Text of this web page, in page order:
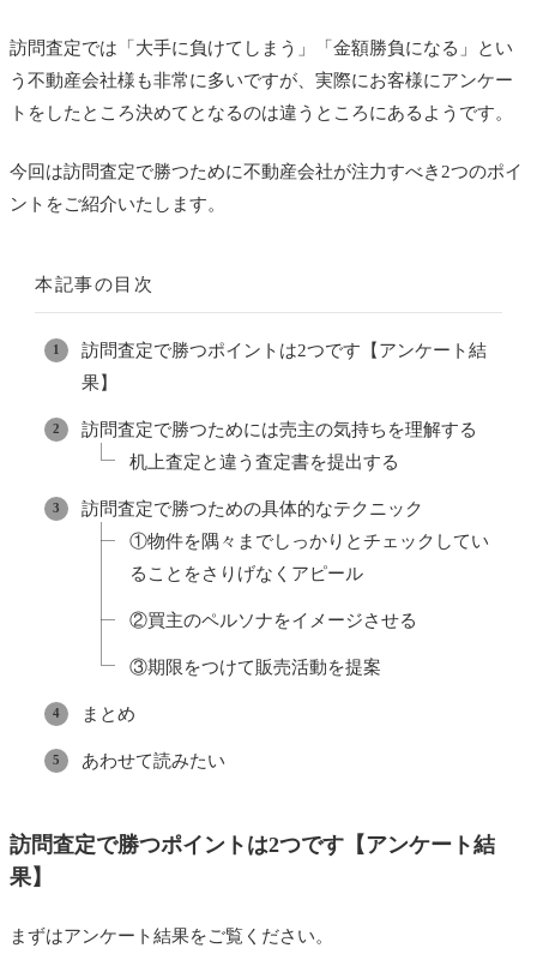
訪問査定では「大手に負けてしまう」「金額勝負になる」とい
う不動産会社様も非常に多いですが、実際にお客様にアンケー
トをしたところ決めてとなるのは違うところにあるようです。
今回は訪問査定で勝つために不動産会社が注力すべき2つのポイ
ントをご紹介いたします。
本記事の目次
訪問査定で勝つポイントは2つです【アンケート結
果】
訪問査定で勝つためには売主の気持ちを理解する
机上査定と違う査定書を提出する
訪問査定で勝つための具体的なテクニック
①物件を隅々までしっかりとチェックしてい
ることをさりげなくアピール
②買主のペルソナをイメージさせる
③期限をつけて販売活動を提案
まとめ
あわせて読みたい
訪問査定で勝つポイントは2つです【アンケート結
果】
まずはアンケート結果をご覧ください。